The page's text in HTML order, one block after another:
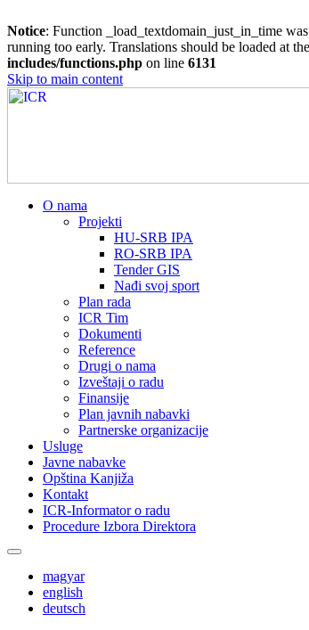
Notice: Function _load_textdomain_just_in_time
running too early. Translations should be loaded at the
includes/functions.php on line 6131
Skip to main content
О nama
Projekti
HU-SRB IPA
RO-SRB IPA
Tender GIS
Nađi svoj sport
Plan rada
ICR Tim
Dokumenti
Reference
Drugi o nama
Izveštaji o radu
Finansije
Plan javnih nabavki
Partnerske organizacije
Usluge
Javne nabavke
Opština Kanjiža
Kontakt
ICR-Informator o radu
Procedure Izbora Direktora
magyar
english
deutsch